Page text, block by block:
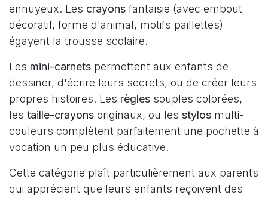
ennuyeux. Les crayonsfantaisie (avec embout
décoratif, forme d'animal, motifs paillettes)
égayent la trousse scolaire.
Les mini-carnets permettent aux enfants de
dessiner, d'écrire leurs secrets, ou de créer leurs
propres histoires. Les règles souples colorées,
les taille-crayons originaux, ou les stylos multi-
couleurs complètent parfaitement une pochette à
vocation un peu plus éducative.
Cette catégorie plaît particulièrement aux parents
qui apprécient que leurs enfants reçoivent des